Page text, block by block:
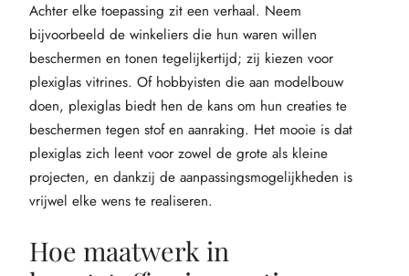
Achter elke toepassing zit een verhaal. Neem
bijvoorbeeld de winkeliers die hun waren willen
beschermen en tonen tegelijkertijd; zij kiezen voor
plexiglas vitrines. Of hobbyisten die aan modelbouw
doen, plexiglas biedt hen de kans om hun creaties te
beschermen tegen stof en aanraking. Het mooie is dat
plexiglas zich leent voor zowel de grote als kleine
projecten, en dankzij de aanpassingsmogelijkheden is
vrijwel elke wens te realiseren.
Hoe maatwerk in